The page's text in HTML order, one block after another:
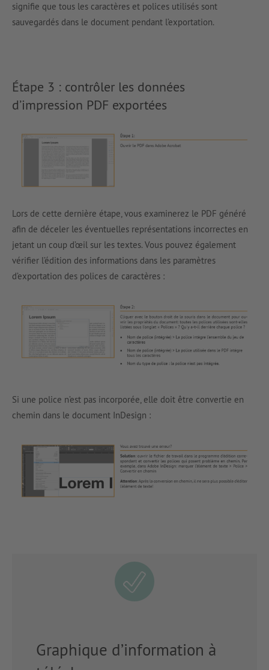
signifie que tous les caractères et polices utilisés sont
sauvegardés dans le document pendant l’exportation.
Étape 3 : contrôler les données
d’impression PDF exportées
Lors de cette dernière étape, vous examinerez le PDF généré
afin de déceler les éventuelles représentations incorrectes en
jetant un coup d’œil sur les textes. Vous pouvez également
vérifier l’édition des informations dans les paramètres
d’exportation des polices de caractères :
Si une police n’est pas incorporée, elle doit être convertie en
chemin dans le document InDesign :
Graphique d’information à